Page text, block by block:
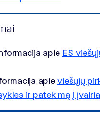
apie ES
apie viešųjų
ir patekimą į